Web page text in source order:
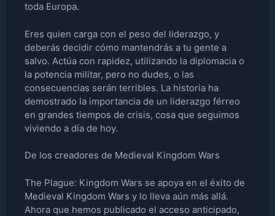
toda Europa.
Eres quien carga con el peso del liderazgo, y
deberás decidir cómo mantendrás a tu gente a
salvo. Actúa con rapidez, utilizando la diplomacia o
la potencia militar, pero no dudes, o las
consecuencias serán terribles. La historia ha
demostrado la importancia de un liderazgo férreo
en grandes tiempos de crisis, cosa que seguimos
viviendo a día de hoy.
De los creadores de Medieval Kingdom Wars
The Plague: Kingdom Wars se apoya en el éxito de
Medieval Kingdom Wars y lo lleva aún más allá.
Ahora que hemos publicado el acceso anticipado,